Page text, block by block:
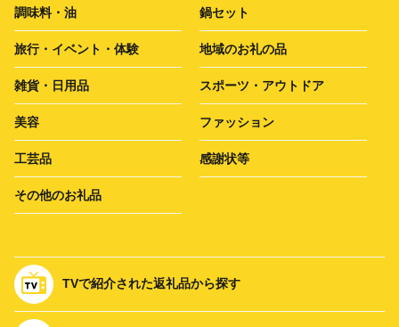
調味料・油 鍋セット
旅行・イベント・体験 地域のお礼の品
雑貨・日用品 スポーツ・アウトドア
美容 ファッション
工芸品 感謝状等
その他のお礼品
TVで紹介された返礼品から探す